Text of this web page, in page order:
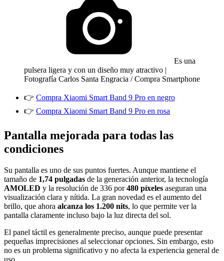
Es una
pulsera ligera y con un diseño muy atractivo |
Fotografía Carlos Santa Engracia / Compra Smartphone
👉 Compra Xiaomi Smart Band 9 Pro en negro
👉 Compra Xiaomi Smart Band 9 Pro en rosa
Pantalla mejorada para todas las
condiciones
Su pantalla es uno de sus puntos fuertes. Aunque mantiene el
tamaño de 1,74 pulgadas de la generación anterior, la tecnología
AMOLED y la resolución de 336 por480 píxeles aseguran una
visualización clara y nítida. La gran novedad es el aumento del
brillo, que ahora alcanza los 1.200 nits, lo que permite ver la
pantalla claramente incluso bajo la luz directa del sol.
El panel táctil es generalmente preciso, aunque puede presentar
pequeñas imprecisiones al seleccionar opciones. Sin embargo, esto
no es un problema significativo y no afecta la experiencia general de
uso.